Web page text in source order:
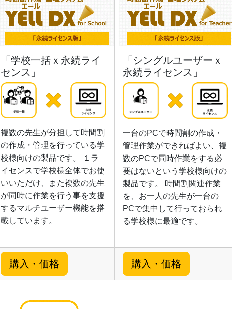
「学校一括ｘ永続ライ
センス」
複数の先生が分担して時間割
の作成・管理を行っている学
校様向けの製品です。 １ラ
イセンスで学校様全体でお使
いいただけ、また複数の先生
が同時に作業を行う事を支援
するマルチユーザー機能を搭
載しています。
購入・価格
「シングルユーザーｘ
永続ライセンス」
一台のPCで時間割の作成・
管理作業ができればよい、複
数のPCで同時作業をする必
要はないという学校様向けの
製品です。 時間割関連作業
を、お一人の先生が一台の
PCで集中して行っておられ
る学校様に最適です。
購入・価格